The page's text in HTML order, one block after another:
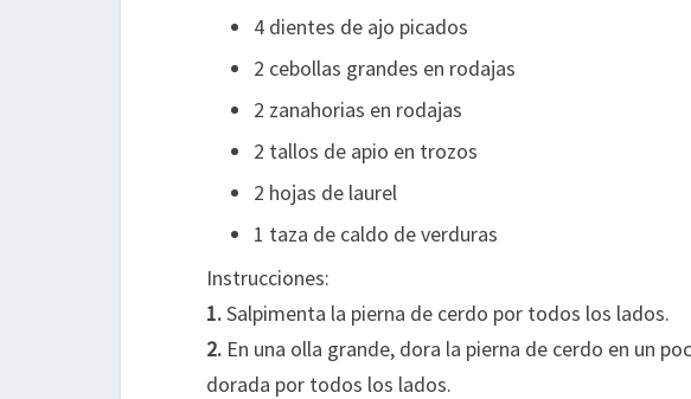
4 dientes de ajo picados
2 cebollas grandes en rodajas
2 zanahorias en rodajas
2 tallos de apio en trozos
2 hojas de laurel
1 taza de caldo de verduras
Instrucciones:
1.Salpimenta la pierna de cerdo por todos los lados.
2. En una olla grande, dora la pierna de cerdo en un
dorada por todos los lados.